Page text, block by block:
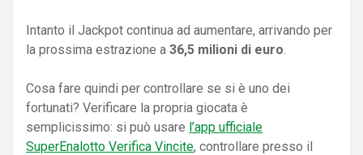
Intanto il Jackpot continua ad aumentare, arrivando per
la prossima estrazione a 36,5 milioni di euro
Cosa fare quindi per controllare se si è uno dei
fortunati? Verificare la propria giocata è
semplicissimo: si può usare l’app ufficiale
SuperEnalotto Verifica Vincite, controllare presso il